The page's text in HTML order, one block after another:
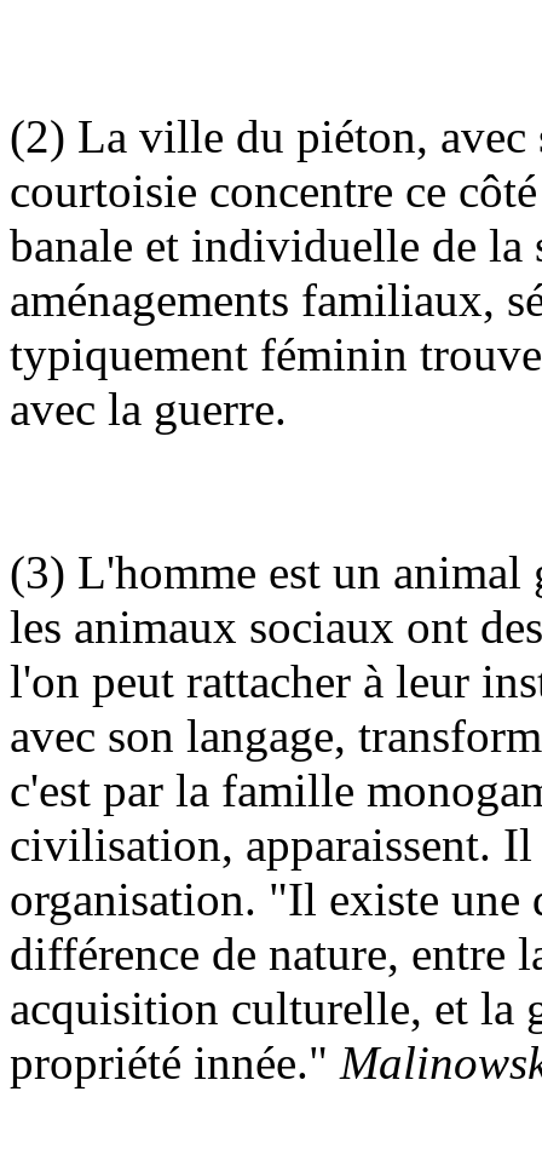
(2) La ville du piéton, avec
courtoisie concentre ce
banale et individuelle de la
aménagements familiaux,
typiquement féminin
avec la guerre.
(3) L'homme est un animal
les animaux sociaux ont
l'on peut rattacher à leur
avec son langage,
c'est par la famille
civilisation, apparaissent.
organisation. "Il existe une
différence de nature, entre
acquisition culturelle, et la
propriété innée."